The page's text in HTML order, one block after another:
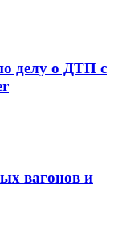
делу о ДТП с
вагонов и